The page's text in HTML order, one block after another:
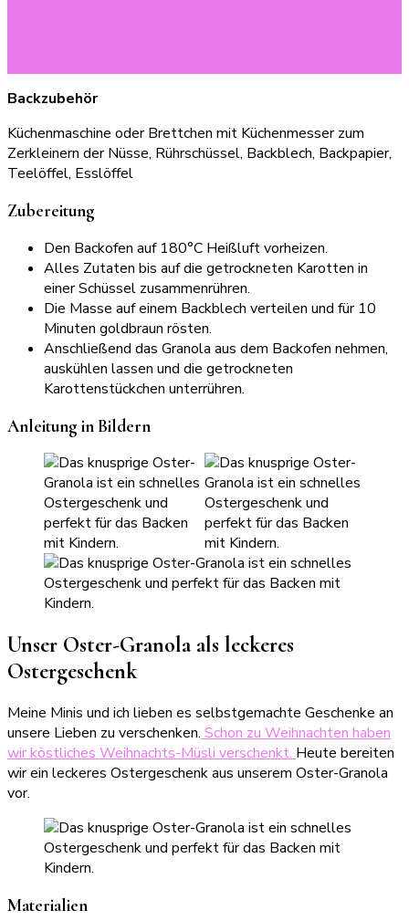
Backzubehör
Küchenmaschine oder Brettchen mit Küchenmesser zum
Zerkleinern der Nüsse, Rührschüssel, Backblech, Backpapier,
Teelöffel, Esslöffel
Zubereitung
Den Backofen auf 180°C Heißluft vorheizen.
Alles Zutaten bis auf die getrockneten Karotten in
einer Schüssel zusammenrühren.
Die Masse auf einem Backblech verteilen und für 10
Minuten goldbraun rösten.
Anschließend das Granola aus dem Backofen nehmen,
auskühlen lassen und die getrockneten
Karottenstückchen unterrühren.
Anleitung in Bildern
Unser Oster-Granola als leckeres
Ostergeschenk
Meine Minis und ich lieben es selbstgemachte Geschenke an
unsere Lieben zu verschenken. Schon zu Weihnachten haben
wir köstliches Weihnachts-Müsli verschenkt. Heute bereiten
wir ein leckeres Ostergeschenk aus unserem Oster-Granola
vor.
Materialien